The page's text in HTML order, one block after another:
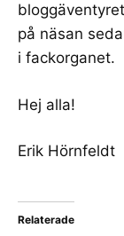
på näsan
i fackorganet.
Hej alla!
Erik Hörnfeldt
Relaterade